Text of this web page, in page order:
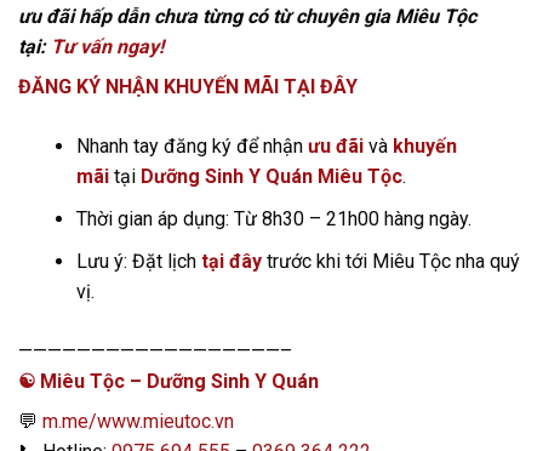
ưu đãi hấp dẫn chưa từng có từ chuyên gia Miêu Tộc
tại: Tư vấn ngay!
ĐĂNG KÝ NHẬN KHUYẾN MÃI TẠI ĐÂY
Nhanh tay đăng ký để nhận ưu đãi và khuyến
mãi tại Dưỡng Sinh Y Quán Miêu Tộc.
Thời gian áp dụng: Từ 8h30 – 21h00 hàng ngày.
Lưu ý: Đặt lịch tại đây trước khi tới Miêu Tộc nha quý
vị.
——————————————————–
☯️ Miêu Tộc – Dưỡng Sinh Y Quán
💬 m.me/www.mieutoc.vn